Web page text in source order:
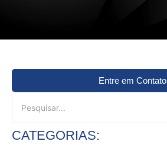
Entre em Contato
CATEGORIAS: